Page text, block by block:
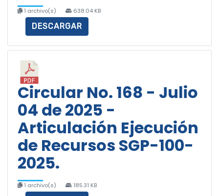
1 archivo(s) 638.04 KB
DESCARGAR
Circular No. 168 - Julio
04 de 2025 -
Articulación Ejecución
de Recursos SGP-100-
2025.
1 archivo(s) 185.31 KB